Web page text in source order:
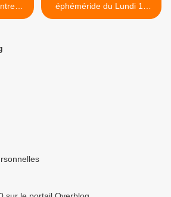
éphéméride du Lundi 10
Février 2025 >